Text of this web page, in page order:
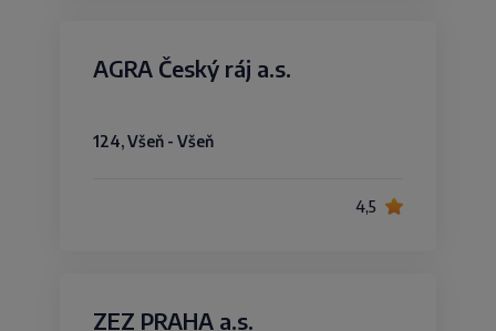
AGRA Český ráj a.s.
124, Všeň - Všeň
4,5
ZEZ PRAHA a.s.